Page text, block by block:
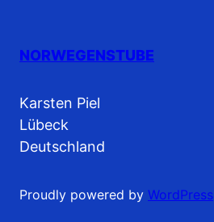
NORWEGENSTUBE
Karsten Piel
Lübeck
Deutschland
Proudly powered by WordPress